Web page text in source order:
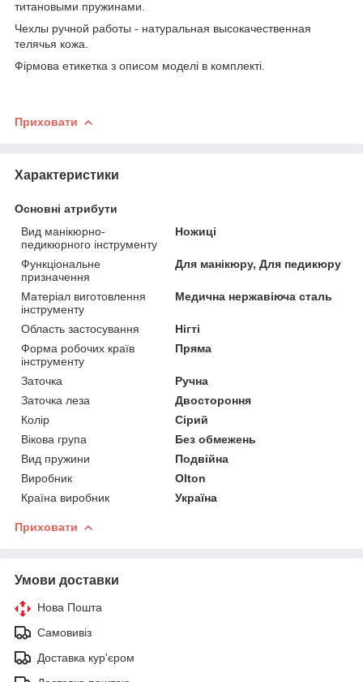
титановыми пружинами.
Чехлы ручной работы - натуральная высокачественная
телячья кожа.
Фірмова етикетка з описом моделі в комплекті.
Приховати
Характеристики
Основні атрибути
Вид манікюрно-
педикюрного інструменту
Ножиці
Функціональне
призначення
Для манікюру, Для педикюру
Матеріал виготовлення
інструменту
Медична нержавіюча сталь
Область застосування
Нігті
Форма робочих країв
інструменту
Пряма
Заточка
Ручна
Заточка леза
Двостороння
Колір
Сірий
Вікова група
Без обмежень
Вид пружини
Подвійна
Виробник
Olton
Країна виробник
Україна
Приховати
Умови доставки
Нова Пошта
Самовивіз
Доставка кур'єром